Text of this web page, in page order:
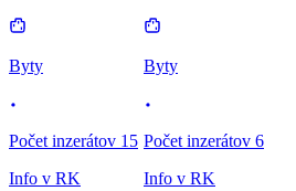
Byty
Počet inzerátov 15
Info v RK
Byty
Počet inzerátov 6
Info v RK